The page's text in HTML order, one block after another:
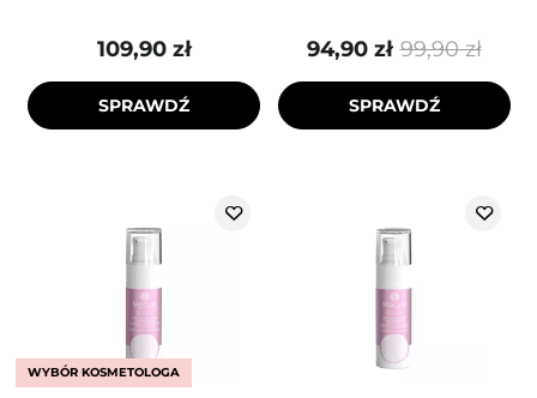
109,90 zł
SPRAWDŹ
99,90 zł
94,90 zł
SPRAWDŹ
WYBÓR KOSMETOLOGA